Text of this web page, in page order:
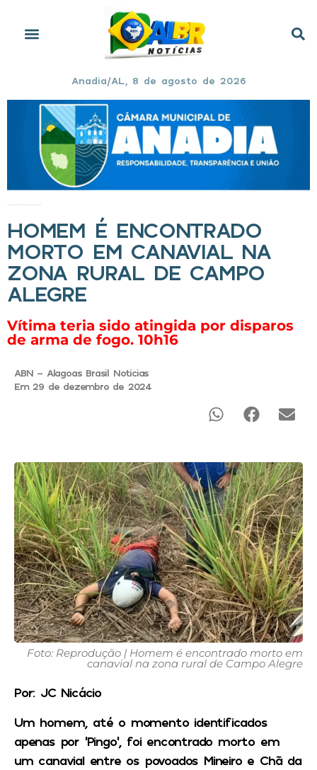
Anadia/AL, 8 de agosto de 2026
HOMEM É ENCONTRADO
MORTO EM CANAVIAL NA
ZONA RURAL DE CAMPO
ALEGRE
Vítima teria sido atingida por disparos
de arma de fogo. 10h16
ABN - Alagoas Brasil Noticias
Em 29 de dezembro de 2024
Foto: Reprodução | Homem é encontrado morto em
canavial na zona rural de Campo Alegre
Por: JC Nicácio
Um homem, até o momento identificados
apenas por ‘Pingo’, foi encontrado morto em
um canavial entre os povoados Mineiro e Chã da